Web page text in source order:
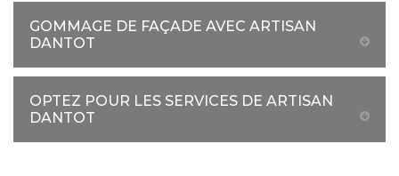
GOMMAGE DE FAÇADE AVEC ARTISAN
DANTOT
OPTEZ POUR LES SERVICES DE ARTISAN
DANTOT